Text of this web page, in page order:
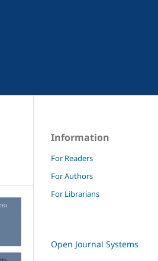
Information
For Readers
For Authors
For Librarians
Open Journal Systems